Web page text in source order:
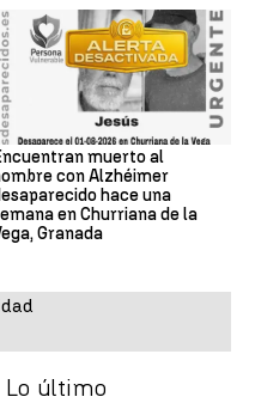
muerto al
con Alzhéimer
hace una
en Churriana de la
Granada
Lo último